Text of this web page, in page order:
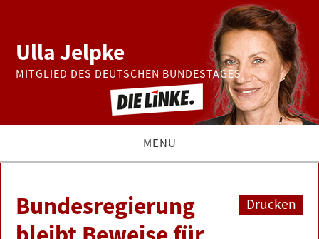
Ulla Jelpke
MITGLIED DES DEUTSCHEN BUNDESTAGES
MENU
BUNDESTAG
Drucken
Bundesregierung